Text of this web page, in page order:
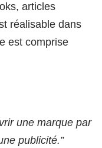
articles
réalisable dans
est comprise
une marque par
publicité.”